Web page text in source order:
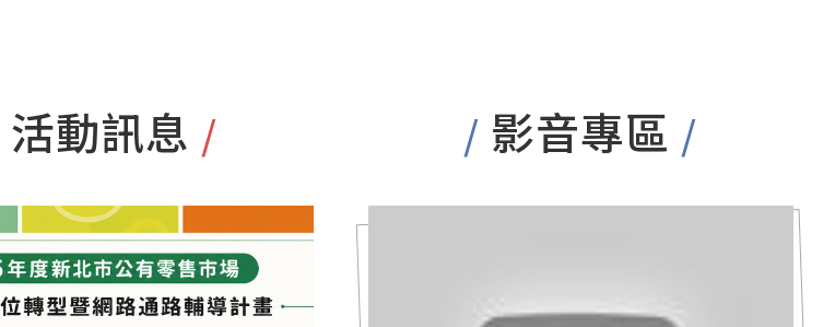
活動訊息 / / 影音專區 /